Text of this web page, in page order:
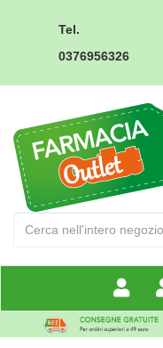
Tel.
0376956326
Outlet
Prodotto